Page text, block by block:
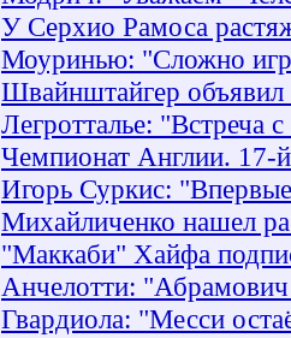
У Серхио Рамоса
Моуринью: "Сложно
Швайнштайгер объявил
Легротталье: "Встреча
Чемпионат Англии. 17-
Игорь Суркис:
Михайличенко нашел
"Маккаби" Хайфа
Анчелотти:
Гвардиола: "Месси